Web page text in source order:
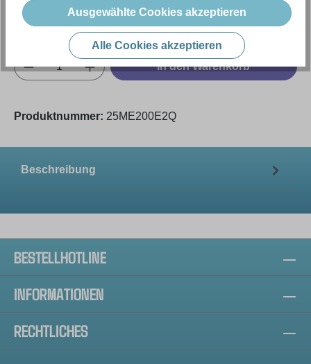
Inhalt: 1 Stück (Menge)
Preise exkl. MwSt. zzgl. Versandkosten
Produkt Anzahl: Gib den gewünschten
In den Warenkorb
Produktnummer: 25ME200E2Q
Beschreibung
BESTELLHOTLINE
INFORMATIONEN
RECHTLICHES
Ausgewählte Cookies akzeptieren
Alle Cookies akzeptieren